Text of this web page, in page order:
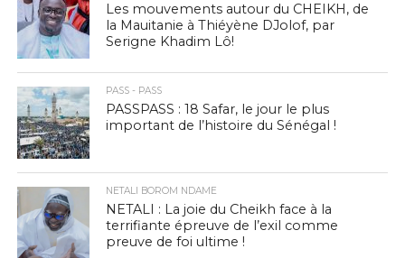
Les mouvements autour du CHEIKH, de
la Mauitanie à Thiéyène DJolof, par
Serigne Khadim Lô!
PASS - PASS
PASSPASS : 18 Safar, le jour le plus
important de l’histoire du Sénégal !
NETALI BOROM NDAME
NETALI : La joie du Cheikh face à la
terrifiante épreuve de l’exil comme
preuve de foi ultime !